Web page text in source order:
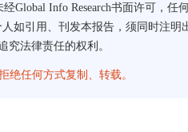
Global Info Research书面许可，
引用、刊发本报告，须同时注明
究法律责任的权利。
绝任何方式复制、转载。